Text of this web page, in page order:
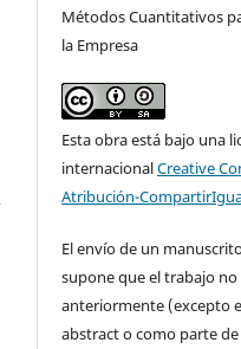
Métodos Cuantitativos
la Empresa
Esta obra está bajo una
internacionalCreative
Atribución-
El envío de un
supone que el trabajo
anteriormente (excepto
abstract o como parte